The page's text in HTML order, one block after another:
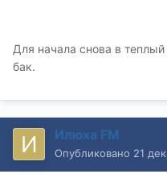
Для начала снова в
бак.
Илюха FM
Опубликовано 21